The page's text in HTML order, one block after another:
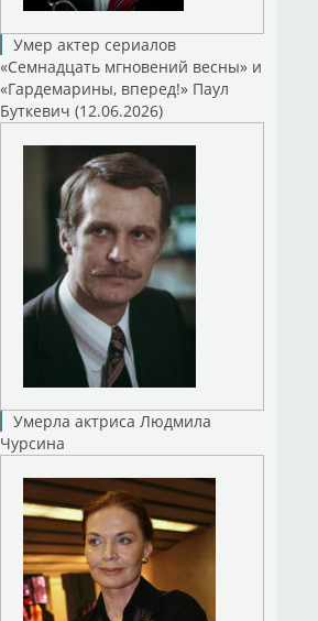
Умер актер сериалов
«Семнадцать мгновений весны» и
«Гардемарины, вперед!» Паул
Буткевич (12.06.2026)
Умерла актриса Людмила
Чурсина